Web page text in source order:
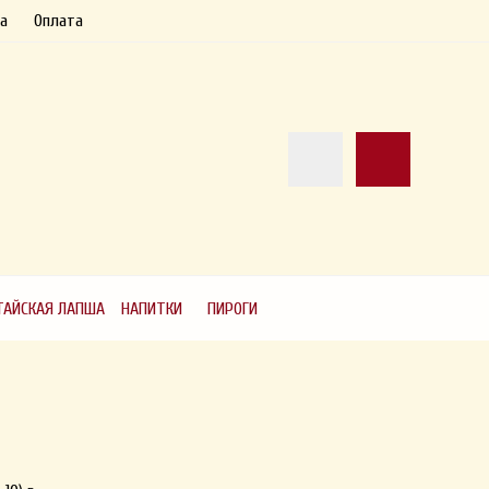
Оплата
ЛАПША НАПИТКИ ПИРОГИ